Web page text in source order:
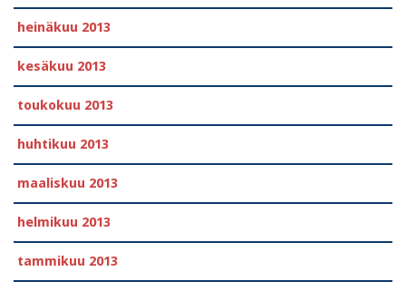
heinäkuu 2013
kesäkuu 2013
toukokuu 2013
huhtikuu 2013
maaliskuu 2013
helmikuu 2013
tammikuu 2013